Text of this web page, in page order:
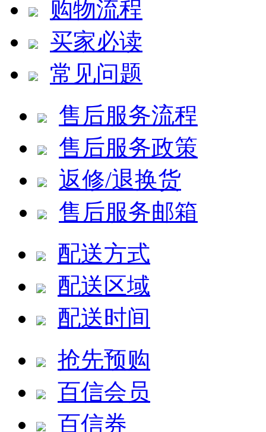
购物流程
买家必读
常见问题
售后服务流程
售后服务政策
返修/退换货
售后服务邮箱
配送方式
配送区域
配送时间
抢先预购
百信会员
百信券